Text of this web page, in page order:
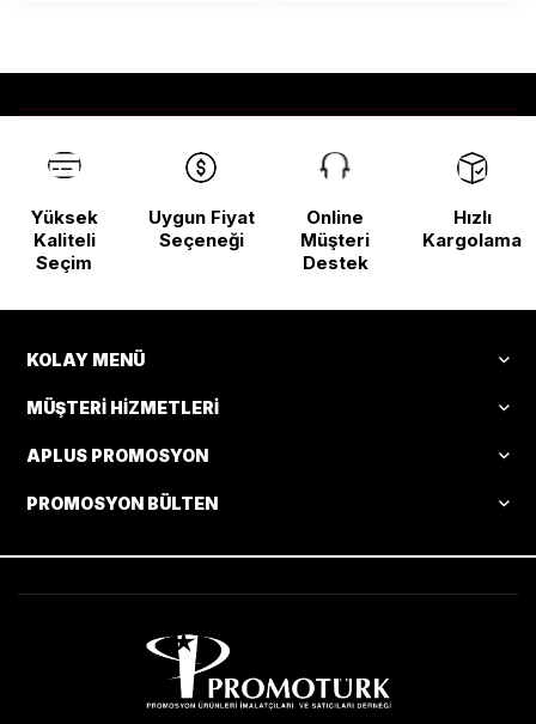
Yüksek
Kaliteli
Seçim
Uygun Fiyat
Seçeneği
Online
Müşteri
Destek
Hızlı
Kargolama
KOLAY MENÜ
MÜŞTERI HIZMETLERI
APLUS PROMOSYON
PROMOSYON BÜLTEN